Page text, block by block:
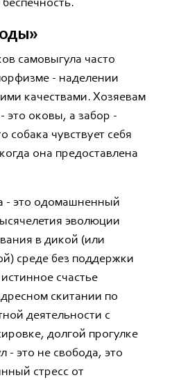
самовыгула часто
- наделении
качествами. Хозяевам
это оковы, а забор -
собака чувствует себя
она предоставлена
- это одомашненный
эволюции
в дикой (или
среде без поддержки
счастье
скитании по
деятельности с
долгой прогулке
- это не свобода, это
стресс от